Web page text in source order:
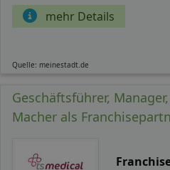
mehr Details
Quelle: meinestadt.de
Geschäftsführer,
Macher als